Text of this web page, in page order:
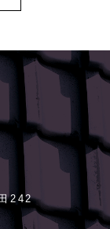
242